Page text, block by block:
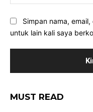
Simpan nama,
untuk lain kali saya
MUST READ